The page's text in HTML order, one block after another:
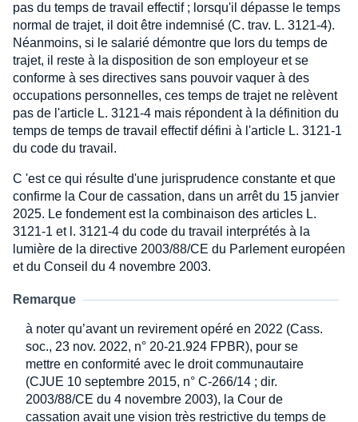
pas du temps de travail effectif ; lorsqu'il dépasse le temps
normal de trajet, il doit être indemnisé (C. trav. L. 3121-4).
Néanmoins, si le salarié démontre que lors du temps de
trajet, il reste à la disposition de son employeur et se
conforme à ses directives sans pouvoir vaquer à des
occupations personnelles, ces temps de trajet ne relèvent
pas de l'article L. 3121-4 mais répondent à la définition du
temps de temps de travail effectif défini à l'article L. 3121-1
du code du travail.
C 'est ce qui résulte d'une jurisprudence constante et que
confirme la Cour de cassation, dans un arrêt du 15 janvier
2025. Le fondement est la combinaison des articles L.
3121-1 et l. 3121-4 du code du travail interprétés à la
lumière de la directive 2003/88/CE du Parlement européen
et du Conseil du 4 novembre 2003.
Remarque
à noter qu’avant un revirement opéré en 2022 (Cass.
soc., 23 nov. 2022, n° 20-21.924 FPBR), pour se
mettre en conformité avec le droit communautaire
(CJUE 10 septembre 2015, n° C-266/14 ; dir.
2003/88/CE du 4 novembre 2003), la Cour de
cassation avait une vision très restrictive du temps de